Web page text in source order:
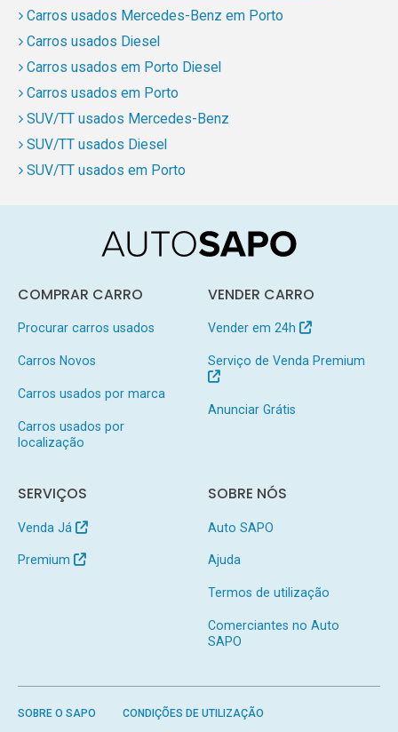
Carros usados Mercedes-Benz em Porto
Carros usados Diesel
Carros usados em Porto Diesel
Carros usados em Porto
SUV/TT usados Mercedes-Benz
SUV/TT usados Diesel
SUV/TT usados em Porto
COMPRAR CARRO
Procurar carros usados
Carros Novos
Carros usados por marca
Carros usados por
localização
VENDER CARRO
Vender em 24h
Serviço de Venda Premium
Anunciar Grátis
SERVIÇOS
Venda Já
Premium
SOBRE NÓS
Auto SAPO
Ajuda
Termos de utilização
Comerciantes no Auto
SAPO
SOBRE O SAPO CONDIÇÕES DE UTILIZAÇÃO